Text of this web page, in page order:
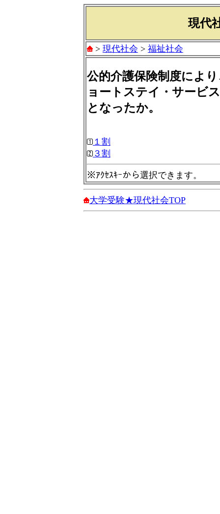
現代
> 現代社会 > 福祉社会
公的介護保険制度によ
ョートステイ・サービ
となったか。
１割
３割
※ｱｸｾｽｷｰから選択できます。
大学受験★現代社会TOP